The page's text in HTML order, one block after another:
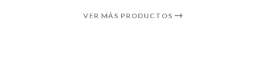
VER MÁS PRODUCTOS